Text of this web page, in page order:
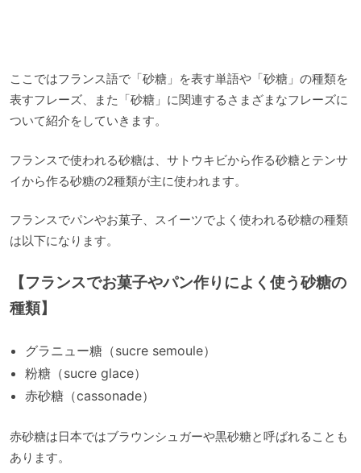
ここではフランス語で「砂糖」を表す単語や「砂糖」の種類を
表すフレーズ、また「砂糖」に関連するさまざまなフレーズに
ついて紹介をしていきます。
フランスで使われる砂糖は、サトウキビから作る砂糖とテンサ
イから作る砂糖の2種類が主に使われます。
フランスでパンやお菓子、スイーツでよく使われる砂糖の種類
は以下になります。
【フランスでお菓子やパン作りによく使う砂糖の
種類】
グラニュー糖（sucre semoule）
粉糖（sucre glace）
赤砂糖（cassonade）
赤砂糖は日本ではブラウンシュガーや黒砂糖と呼ばれることも
あります。